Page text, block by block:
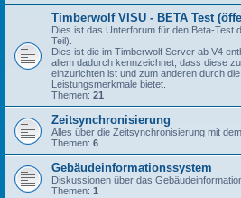
Timberwolf VISU - BETA Test
Dies ist das Unterforum für den Beta-Test
Teil).
Dies ist die im Timberwolf Server ab V4
allem dadurch kennzeichnet, dass diese
einzurichten ist und zum anderen durch
Leistungsmerkmale bietet.
Themen: 21
Zeitsynchronisierung
Alles über die Zeitsynchronisierung mit
Themen: 6
Gebäudeinformationssystem
Diskussionen über das
Themen: 1